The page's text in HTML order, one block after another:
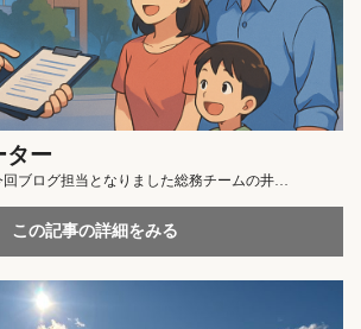
ター
ブログ担当となりました総務チームの井…
この記事の詳細をみる